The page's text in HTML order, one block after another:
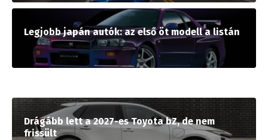
Legjobb japán autók: az első öt modell a listán
Drágább lett a 2027-es Toyota bZ, de nem
frissült